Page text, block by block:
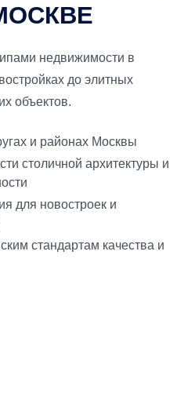
недвижимости в
до элитных
объектов.
и районах Москвы
столичной архитектуры и
для новостроек и
стандартам качества и